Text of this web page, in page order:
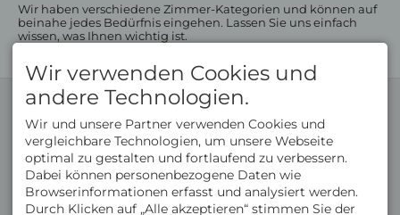
Wissenswertes
Gutschein
Nachhaltigkeit
Wir haben verschiedene Zimmer-Kategorien und können auf
beinahe jedes Bedürfnis eingehen. Lassen Sie uns einfach
wissen, was Ihnen wichtig ist.
KONTAKT
Michael Kirchmann
Hinterstaufen 9
87534 Oberstaufen
DEUTSCHLAND
Tel.+49 8386 932 40
Fax +49 8386 932 499
info@bad-rain.de
NÜTZLICHE LINKS
Gästebewertungen
Wissenswertes
Buchungsbedingungen
Newsletter-Anmeldung
Gutscheine
Broschüre
ENGLISH VERSION
Wir verwenden Cookies und
andere Technologien.
Wir und unsere Partner verwenden Cookies und
vergleichbare Technologien, um unsere Webseite
optimal zu gestalten und fortlaufend zu verbessern.
Dabei können personenbezogene Daten wie
Browserinformationen erfasst und analysiert werden.
Durch Klicken auf „Alle akzeptieren“ stimmen Sie der